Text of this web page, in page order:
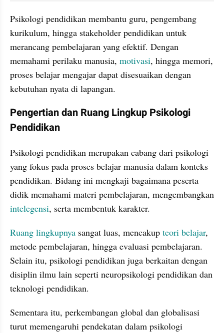
Psikologi pendidikan membantu guru, pengembang
kurikulum, hingga stakeholder pendidikan untuk
merancang pembelajaran yang efektif. Dengan
memahami perilaku manusia, motivasi, hingga memori,
proses belajar mengajar dapat disesuaikan dengan
kebutuhan nyata di lapangan.
Pengertian dan Ruang Lingkup Psikologi
Pendidikan
Psikologi pendidikan merupakan cabang dari psikologi
yang fokus pada proses belajar manusia dalam konteks
pendidikan. Bidang ini mengkaji bagaimana peserta
intelegensi, serta membentuk karakter.
Ruang lingkupnya sangat luas, mencakup teori belajar,
metode pembelajaran, hingga evaluasi pembelajaran.
Selain itu, psikologi pendidikan juga berkaitan dengan
disiplin ilmu lain seperti neuropsikologi pendidikan dan
teknologi pendidikan.
Sementara itu, perkembangan global dan globalisasi
turut memengaruhi pendekatan dalam psikologi